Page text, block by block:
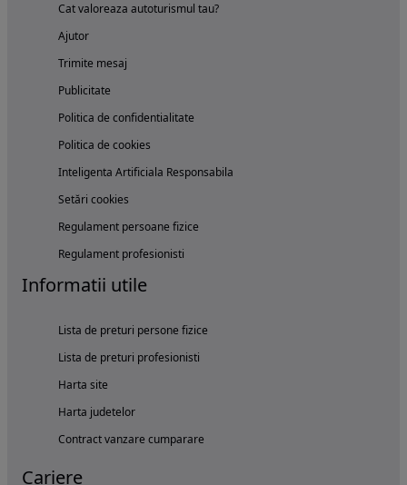
Cat valoreaza autoturismul tau?
Ajutor
Trimite mesaj
Publicitate
Politica de confidentialitate
Politica de cookies
Inteligenta Artificiala Responsabila
Setări cookies
Regulament persoane fizice
Regulament profesionisti
Informatii utile
Lista de preturi persone fizice
Lista de preturi profesionisti
Harta site
Harta judetelor
Contract vanzare cumparare
Cariere